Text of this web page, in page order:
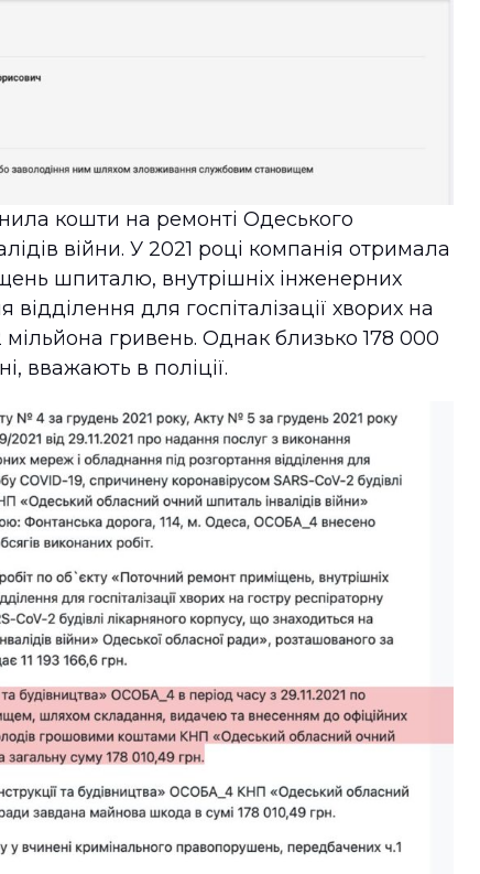
кошти на ремонті Одеського
війни. У 2021 році компанія отримала
шпиталю, внутрішніх інженерних
для госпіталізації хворих на
мільйона гривень. Однак близько 178 000
вважають в поліції.